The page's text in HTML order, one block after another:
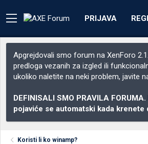
PRIJAVA
Apgrejdovali smo forum na XenForo
predloga vezanih za izgled ili
ukoliko naletite na neki problem, javite
DEFINISALI SMO PRAVILA
pojaviće se automatski kada krenete
Koristi li ko winamp?